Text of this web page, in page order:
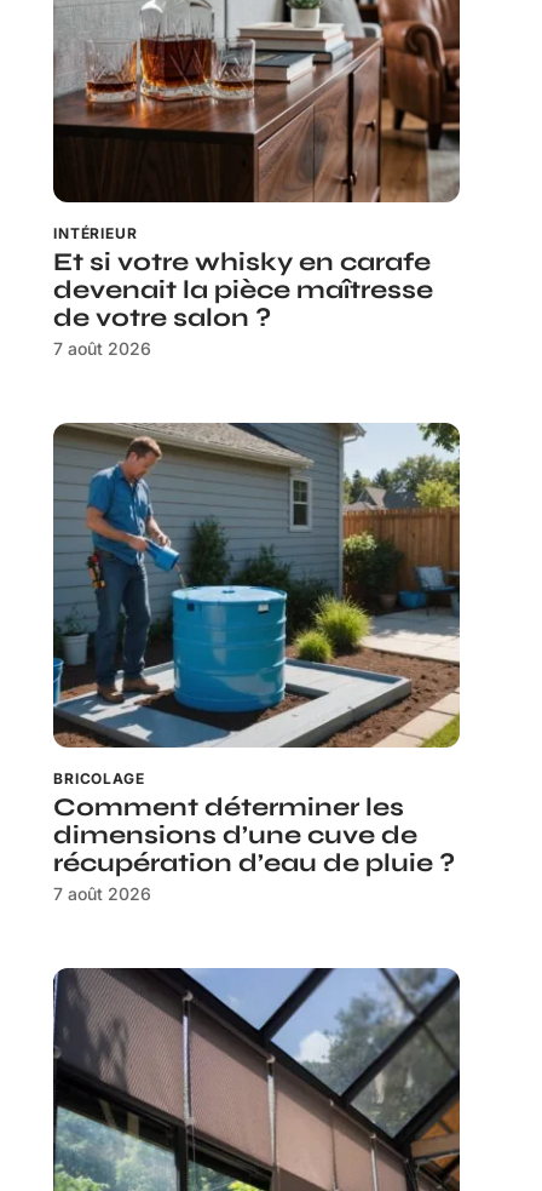
INTÉRIEUR
Et si votre whisky en carafe
devenait la pièce maîtresse
de votre salon ?
7 août 2026
BRICOLAGE
Comment déterminer les
dimensions d’une cuve de
récupération d’eau de pluie ?
7 août 2026